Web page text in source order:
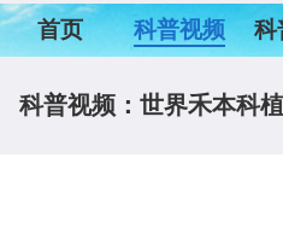
首页 科普视频 科
科普视频：世界禾本科